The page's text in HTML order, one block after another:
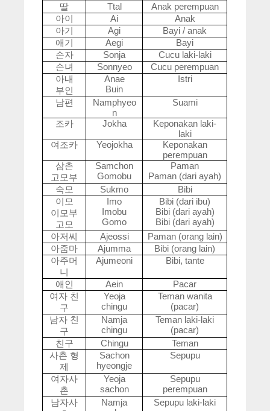
딸
Ttal
Anak perempuan
아이
Ai
Anak
아기
Agi
Bayi / anak
애기
Aegi
Bayi
손자
Sonja
Cucu laki-laki
손녀
Sonnyeo
Cucu perempuan
아내
부인
Anae
Buin
Istri
남편
Namphyeo
n
Suami
조카 Jokha
Keponakan laki-
laki
여조카
Yeojokha
Keponakan
perempuan
삼촌
고모부
Samchon
Gomobu
Paman
Paman (dari ayah)
숙모
Sukmo
Bibi
이모
이모부
고모
Imo
Imobu
Gomo
Bibi (dari ibu)
Bibi (dari ayah)
Bibi (dari ayah)
아저씨
Ajeossi
Paman (orang lain)
아줌마
Ajumma
Bibi (orang lain)
아주머
니
Ajumeoni Bibi, tante
애인 Aein
Pacar
여자 친
구
Yeoja
chingu
Teman wanita
(pacar)
남자 친
구
Namja
chingu
Teman laki-laki
(pacar)
친구
Chingu
Teman
사촌 형
제
Sachon
hyeongje
Sepupu
여자사
촌
Yeoja
sachon
Sepupu
perempuan
남자사
Namja
Sepupu laki-laki